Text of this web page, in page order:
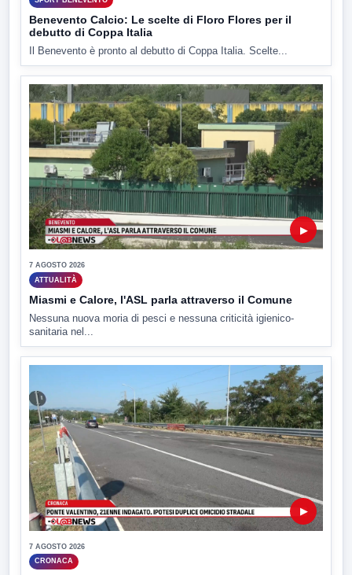
Benevento Calcio: Le scelte di Floro Flores per il
debutto di Coppa Italia
Il Benevento è pronto al debutto di Coppa Italia. Scelte...
▶
7 AGOSTO 2026
ATTUALITÀ
Miasmi e Calore, l'ASL parla attraverso il Comune
Nessuna nuova moria di pesci e nessuna criticità igienico-
sanitaria nel...
▶
7 AGOSTO 2026
CRONACA